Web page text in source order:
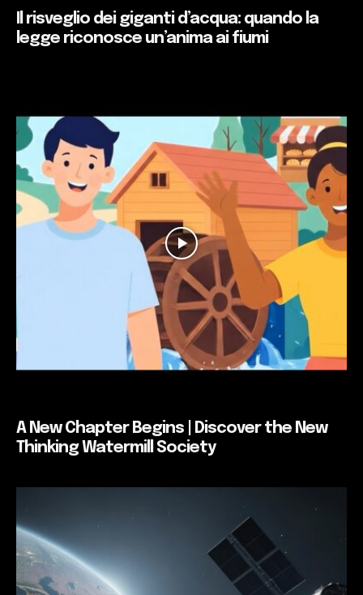
Il risveglio dei giganti d’acqua: quando la
legge riconosce un’anima ai fiumi
A New Chapter Begins | Discover the New
Thinking Watermill Society